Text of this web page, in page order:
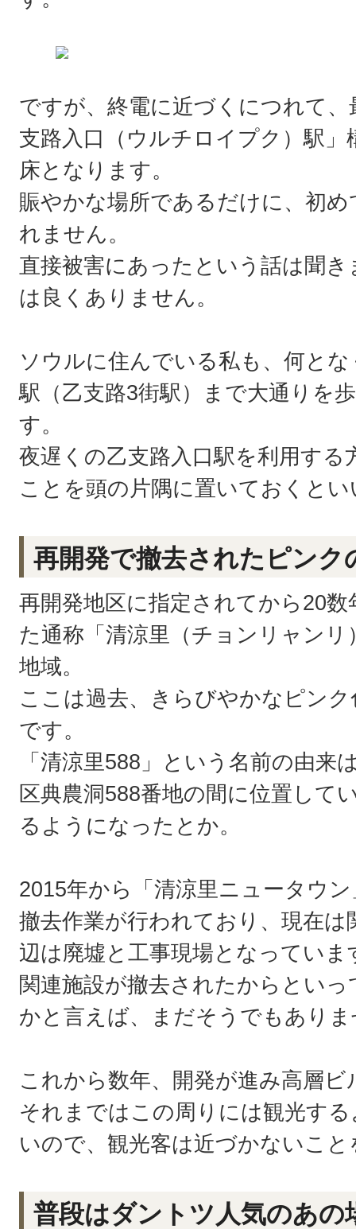
ですが、終電に近づくにつれて
支路入口（ウルチロイプク）駅
床となります。
賑やかな場所であるだけに、初
れません。
直接被害にあったという話は聞
は良くありません。
ソウルに住んでいる私も、何と
駅（乙支路3街駅）まで大通りを
す。
夜遅くの乙支路入口駅を利用す
ことを頭の片隅に置いておくと
再開発で撤去されたピンク
再開発地区に指定されてから20
た通称「清涼里（チョンリャン
地域。
ここは過去、きらびやかなピン
です。
「清涼里588」という名前の由来
区典農洞588番地の間に位置して
るようになったとか。
2015年から「清涼里ニュータウ
撤去作業が行われており、現在は
辺は廃墟と工事現場となっていま
関連施設が撤去されたからとい
かと言えば、まだそうでもあり
これから数年、開発が進み高層
それまではこの周りには観光す
いので、観光客は近づかないこ
普段はダントツ人気のあ